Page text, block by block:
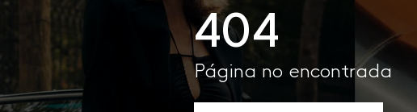
404
Página no encontrada